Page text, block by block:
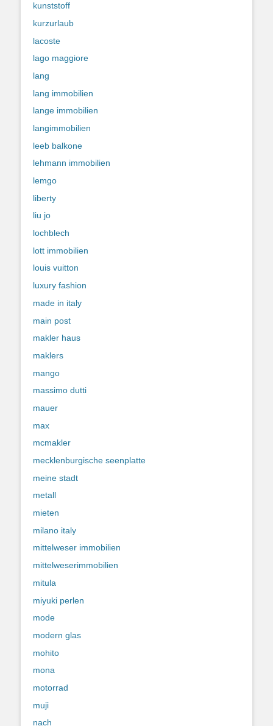
kunststoff
kurzurlaub
lacoste
lago maggiore
lang
lang immobilien
lange immobilien
langimmobilien
leeb balkone
lehmann immobilien
lemgo
liberty
liu jo
lochblech
lott immobilien
louis vuitton
luxury fashion
made in italy
main post
makler haus
maklers
mango
massimo dutti
mauer
max
mcmakler
mecklenburgische seenplatte
meine stadt
metall
mieten
milano italy
mittelweser immobilien
mittelweserimmobilien
mitula
miyuki perlen
mode
modern glas
mohito
mona
motorrad
muji
nach